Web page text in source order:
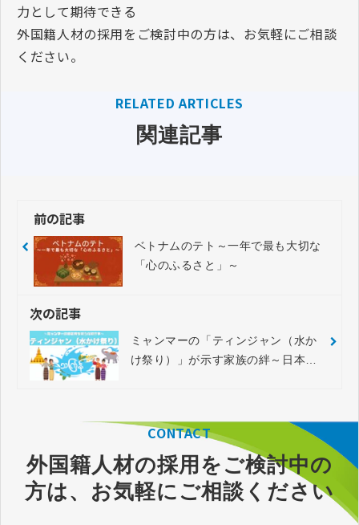
力として期待できる
外国籍人材の採用をご検討中の方は、お気軽にご相談
ください。
RELATED ARTICLES
関連記事
前の記事
ベトナムのテト～一年で最も大切な
「心のふるさと」～
次の記事
ミャンマーの「ティンジャン（水か
け祭り）」が示す家族の絆～日本企
CONTACT
外国籍人材の採用をご検討中の
方は、お気軽にご相談ください